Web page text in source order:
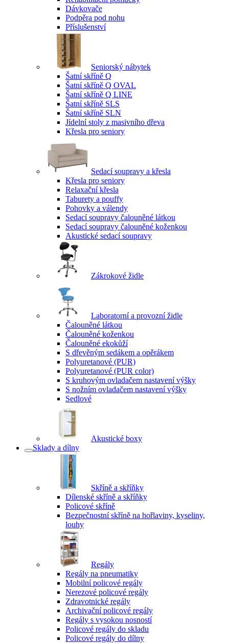
Dávkovače
Podpěra pod nohu
Příslušenství
Seniorský nábytek
Šatní skříně Q
Šatní skříně Q OVAL
Šatní skříně Q LINE
Šatní skříně SLS
Šatní skříně SLN
Jídelní stoly z masivního dřeva
Křesla pro seniory
Sedací soupravy a křesla
Křesla pro seniory
Relaxační křesla
Taburety a pouffy
Pohovky a válendy
Sedací soupravy čalouněné látkou
Sedací soupravy čalouněné koženkou
Akustické sedací soupravy
Zákrokové židle
Laboratorní a provozní židle
Čalouněné látkou
Čalouněné koženkou
Čalouněné ekokůží
S dřevěným sedákem a opěrákem
Polyuretanové (PUR)
Polyuretanové (PUR color)
S kruhovým ovladačem nastavení výšky
S nožním ovladačem nastavení výšky
Sedlové
Akustické boxy
Sklady a dílny
Skříně a skříňky
Dílenské skříně a skříňky
Policové skříně
Bezpečnostní skříně na hořlaviny, kyseliny,
louhy
Regály
Regály na pneumatiky
Mobilní policové regály
Nerezové policové regály
Zdravotnické regály
Archivační policové regály
Regály s vysokou nosností
Policové regály do skladu
Policové regály do dílny